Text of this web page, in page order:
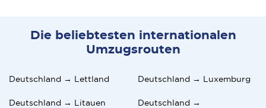
Die beliebtesten internationalen
Umzugsrouten
Deutschland → Lettland Deutschland → Luxemburg
Deutschland → Litauen
Deutschland →